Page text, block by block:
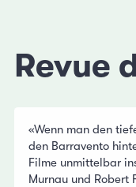
Revue
«Wenn man den
den Barravento
Filme unmittelbar
Murnau und Robert